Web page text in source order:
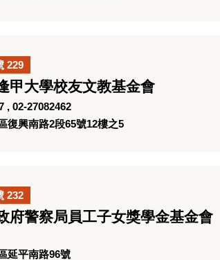
229
甲大學校友文教基金會
, 02-27082462
復興南路2段65號12樓之5
232
府警察局員工子女獎學金基金會
延平南路96號